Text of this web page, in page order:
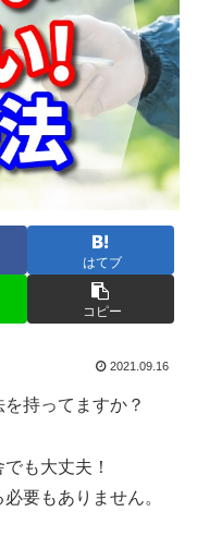
はてブ
コピー
2021.09.16
持ってますか？
も大丈夫！
要もありません。